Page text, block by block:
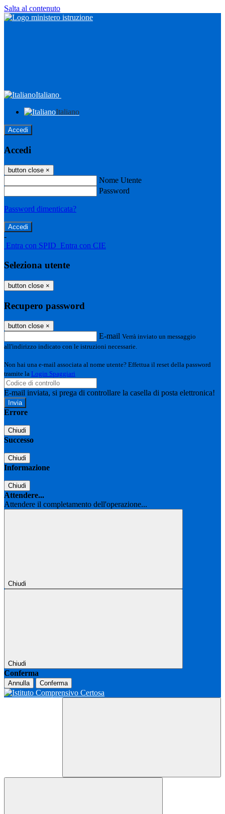
Salta al contenuto
Italiano
Italiano
Accedi
Accedi
button close ×
Nome Utente
Password
Password dimenticata?
-
Entra con SPID Entra con CIE
Seleziona utente
button close ×
Recupero password
button close ×
E-mail Verrà inviato un messaggio
all'indirizzo indicato con le istruzioni necessarie.
Non hai una e-mail associata al nome utente? Effettua il reset della password
tramite la Login Spaggiari
E-mail inviata, si prega di controllare la casella di posta elettronica!
Errore
Chiudi
Successo
Chiudi
Informazione
Chiudi
Attendere...
Attendere il completamento dell'operazione...
Chiudi
Chiudi
Conferma
Annulla Conferma